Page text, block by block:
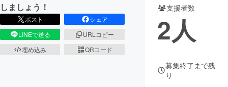
CAMPFIRE for Social Good
CAMPFIRE Creation
CAMPFIREふるさと納税machi-ya コミュニティ
しましょう！
ポスト
シェア
LINEで送る
URLコピー
埋め込み
QRコード
支援者数
2人
募集終了まで残
り